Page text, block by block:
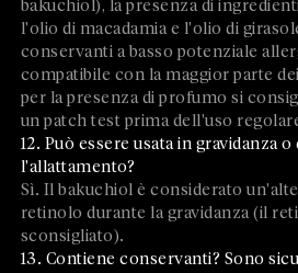
bakuchiol), la presenza di
l'olio di macadamia e l'olio di
conservanti a basso potenziale
compatibile con la maggior parte
per la presenza di profumo si
un patch test prima dell'uso
12. Può essere usata in gravidanza o
l'allattamento?
Sì. Il bakuchiol è considerato
retinolo durante la gravidanza (il
sconsigliato).
13. Contiene conservanti? Sono